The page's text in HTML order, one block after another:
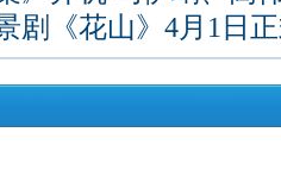
剧《花山》4月1日